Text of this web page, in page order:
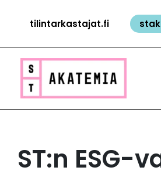
sisältööntilintarkastajat.fi
ST:n ESG-